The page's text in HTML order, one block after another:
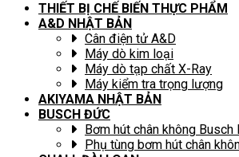
THIẾT BỊ CHẾ BIẾN THỰC PHẨM
A&D NHẬT BẢN
Cân điện tử A&D
Máy dò kim loại
Máy dò tạp chất X-Ray
Máy kiểm tra trọng lượng
AKIYAMA NHẬT BẢN
BUSCH ĐỨC
Bơm hút chân không Busch
Phụ tùng bơm hút chân